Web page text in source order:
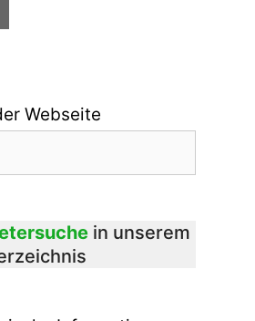
Webseite
in unserem